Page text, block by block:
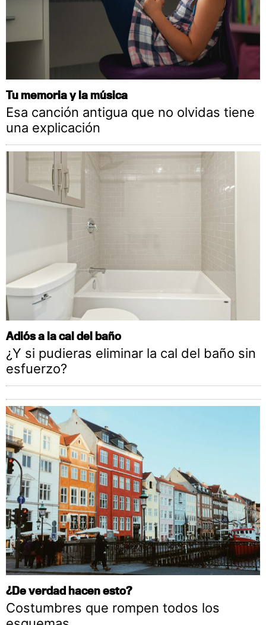
Tu memoria y la música
Esa canción antigua que no olvidas tiene
una explicación
Adiós a la cal del baño
¿Y si pudieras eliminar la cal del baño sin
esfuerzo?
¿De verdad hacen esto?
Costumbres que rompen todos los